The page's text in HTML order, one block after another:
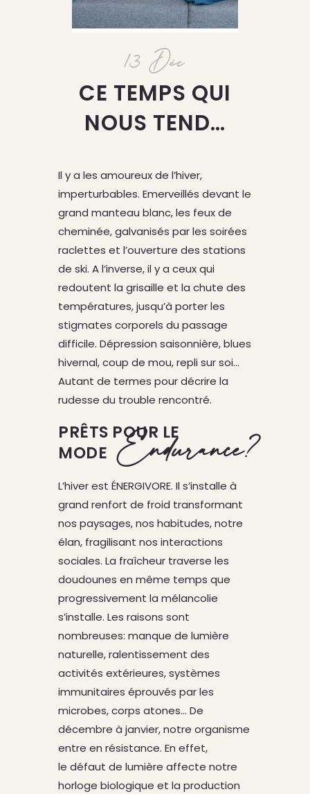
13 Déc
CE TEMPS QUI
NOUS TEND…
Il y a les amoureux de l’hiver,
imperturbables. Emerveillés devant le
grand manteau blanc, les feux de
cheminée, galvanisés par les soirées
raclettes et l’ouverture des stations
de ski. A l’inverse,il y a ceux qui
redoutent la grisaille et la chute des
températures, jusqu’à porter les
stigmates corporels du passage
difficile. Dépression saisonnière, blues
hivernal, coup de mou, repli sur soi…
Autant de termes pour décrire la
rudesse du trouble rencontré.
PRÊTS POUR LE
MODE Endurance?
L’hiver est ÉNERGIVORE. Il s’installe à
grand renfort de froid transformant
nos paysages, nos habitudes, notre
élan, fragilisant nos interactions
sociales. La fraîcheur traverse les
doudounes en même temps que
progressivement la mélancolie
s’installe. Les raisons sont
nombreuses: manque de lumière
naturelle, ralentissement des
activités extérieures, systèmes
immunitaires éprouvés par les
microbes, corps atones… De
décembre à janvier, notre organisme
entre en résistance. En effet,
le défaut de lumière affecte notre
horloge biologique et la production